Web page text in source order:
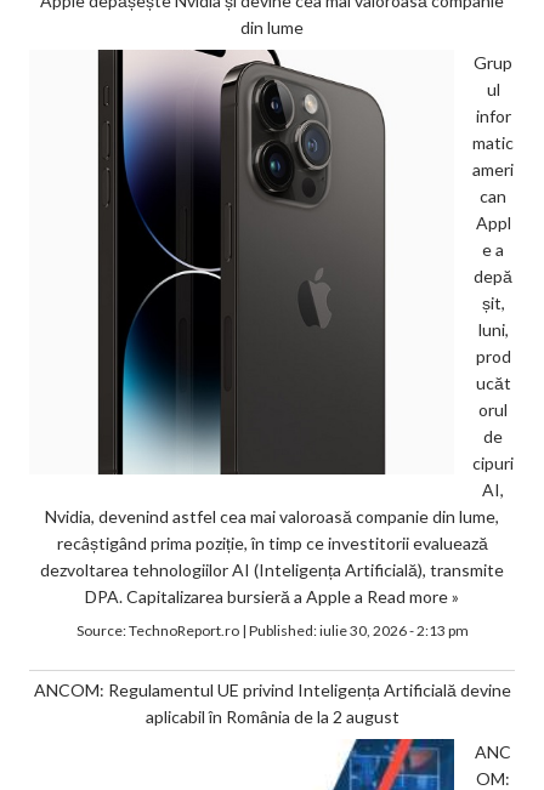
din lume
Grup
ul
infor
matic
ameri
can
Appl
e a
depă
șit,
luni,
prod
ucăt
orul
de
cipuri
AI,
Nvidia, devenind astfel cea mai valoroasă companie din lume,
recâștigând prima poziție, în timp ce investitorii evaluează
dezvoltarea tehnologiilor AI (Inteligența Artificială), transmite
DPA. Capitalizarea bursieră a Apple a Read more »
Source:TechnoReport.ro| Published:iulie 30, 2026 - 2:13 pm
ANCOM: Regulamentul UE privind Inteligența Artificială devine
aplicabil în România de la 2 august
ANC
OM: